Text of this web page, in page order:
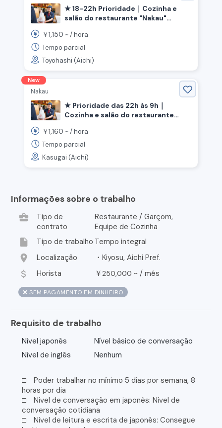
★ 18-22h Prioridade｜Cozinha e
salão do restaurante "Nakau"
Província de Aichi》
￥1,150 ~ /hora
Tempo parcial
Toyohashi (Aichi)
New
Nakau
★ Prioridade das 22h às 9h｜
Cozinha e salão do restaurante
Província de Aichi, Estação Jinryo》
￥1,160 ~ /hora
Tempo parcial
Kasugai (Aichi)
Informações sobre o trabalho
business_center
Tipo de
contrato
Restaurante / Garçom,
Equipe de Cozinha
insert_drive_file Tipo de trabalho Tempo integral
location_on Localização ・Kiyosu, Aichi Pref.
attach_money Horista ￥250,000 ~ / mês
❌ SEM PAGAMENTO EM DINHEIRO
Requisito de trabalho
Nível japonês
Nível básico de conversação
Nível de inglês
Nenhum
□ Poder trabalhar no mínimo 5 dias por semana, 8
horas por dia
□ Nível de conversação em japonês: Nível de
conversação cotidiana
□ Nivel de leitura e escrita de japonês: Consegue